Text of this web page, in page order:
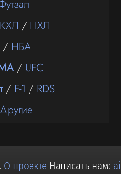
КХЛ / НХЛ
/ НБА
/ UFC
/ F-1 / RDS
Другие
О проекте Написать нам: